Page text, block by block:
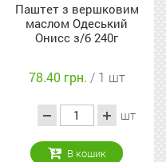
Паштет з вершковим
маслом Одеський
Онисс з/б 240г
78.40 грн. / 1 шт
шт
В кошик